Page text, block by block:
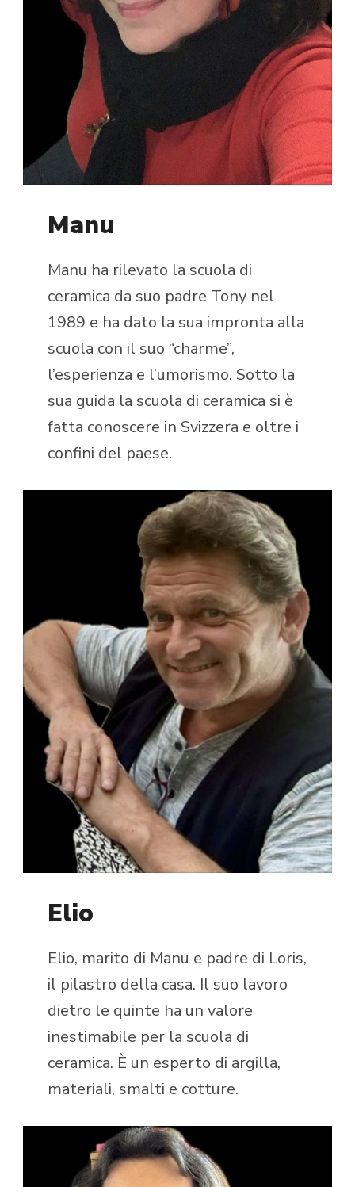
Manu
Manu ha rilevato la scuola di
ceramica da suo padre Tony nel
1989 e ha dato la sua impronta alla
scuola con il suo “charme”,
l’esperienza e l’umorismo. Sotto la
sua guida la scuola di ceramica si è
fatta conoscere in Svizzera e oltre i
confini del paese.
Elio
Elio, marito di Manu e padre di Loris,
il pilastro della casa. Il suo lavoro
dietro le quinte ha un valore
inestimabile per la scuola di
ceramica. È un esperto di argilla,
materiali, smalti e cotture.